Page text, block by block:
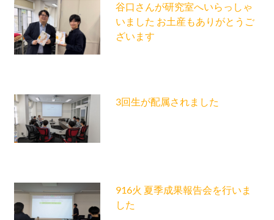
谷口さんが研究室へいらっしゃ
いました お土産もありがとうご
ざいます
3回生が配属されました
916火 夏季成果報告会を行いま
した